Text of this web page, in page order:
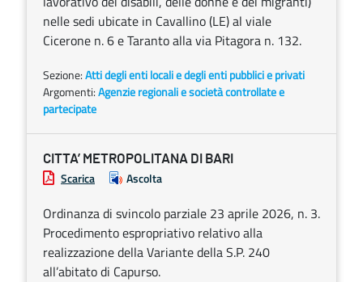
nelle sedi ubicate in Cavallino (LE) al viale
Cicerone n. 6 e Taranto alla via Pitagora n. 132.
Sezione:Atti degli enti locali e degli enti pubblici e privati
Argomenti:Agenzie regionali e società controllate e
partecipate
CITTA’ METROPOLITANA DI BARI
Scarica Ascolta
Ordinanza di svincolo parziale 23 aprile 2026, n. 3.
Procedimento espropriativo relativo alla
realizzazione della Variante della S.P. 240
all’abitato di Capurso.